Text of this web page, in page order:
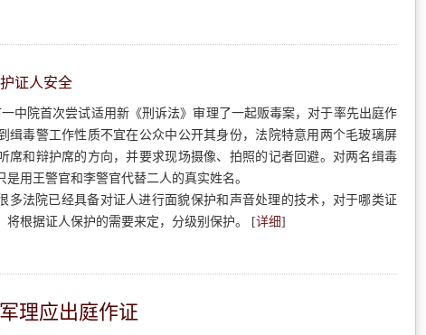
证人安全
中院首次尝试适用新《刑诉法》审理了一起贩毒案，对于率先出庭作
缉毒警工作性质不宜在公众中公开其身份，法院特意用两个毛玻璃屏
席和辩护席的方向，并要求现场摄像、拍照的记者回避。对两名缉毒
用王警官和李警官代替二人的真实姓名。
多法院已经具备对证人进行面貌保护和声音处理的技术，对于哪类证
将根据证人保护的需要来定，分级别保护。 [详细]
理应出庭作证